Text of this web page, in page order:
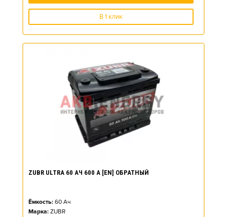
В 1 клик
ZUBR ULTRA 60 АЧ 600 А [EN] ОБРАТНЫЙ
Ёмкость: 60 Ач
Марка: ZUBR